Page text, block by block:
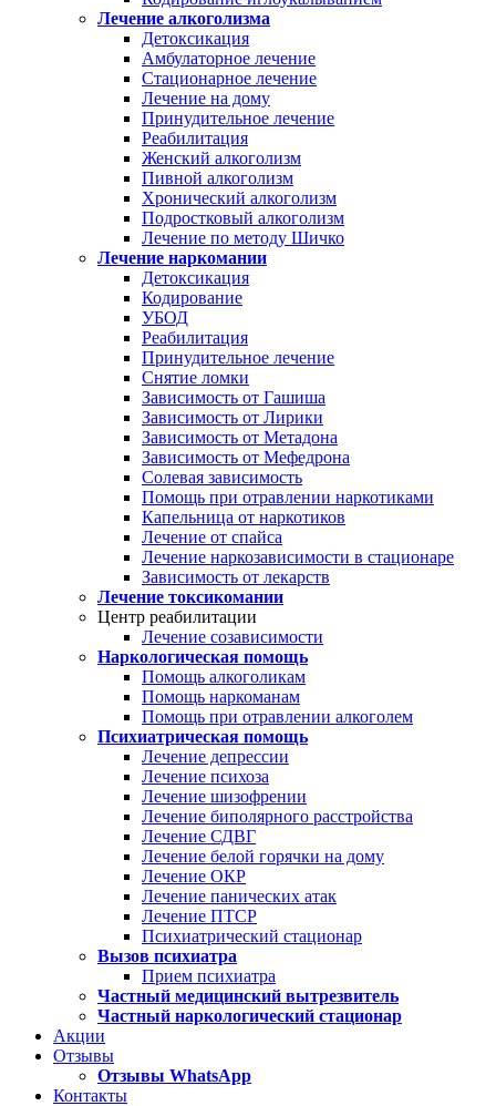
Лечение алкоголизма
Детоксикация
Амбулаторное лечение
Стационарное лечение
Лечение на дому
Принудительное лечение
Реабилитация
Женский алкоголизм
Пивной алкоголизм
Хронический алкоголизм
Подростковый алкоголизм
Лечение по методу Шичко
Лечение наркомании
Детоксикация
Кодирование
УБОД
Реабилитация
Принудительное лечение
Снятие ломки
Зависимость от Гашиша
Зависимость от Лирики
Зависимость от Метадона
Зависимость от Мефедрона
Солевая зависимость
Помощь при отравлении наркотиками
Капельница от наркотиков
Лечение от спайса
Лечение наркозависимости в стационаре
Зависимость от лекарств
Лечение токсикомании
Центр реабилитации
Лечение созависимости
Наркологическая помощь
Помощь алкоголикам
Помощь наркоманам
Помощь при отравлении алкоголем
Психиатрическая помощь
Лечение депрессии
Лечение психоза
Лечение шизофрении
Лечение биполярного расстройства
Лечение СДВГ
Лечение белой горячки на дому
Лечение ОКР
Лечение панических атак
Лечение ПТСР
Психиатрический стационар
Вызов психиатра
Прием психиатра
Частный медицинский вытрезвитель
Частный наркологический стационар
Акции
Отзывы
Отзывы WhatsApp
Контакты